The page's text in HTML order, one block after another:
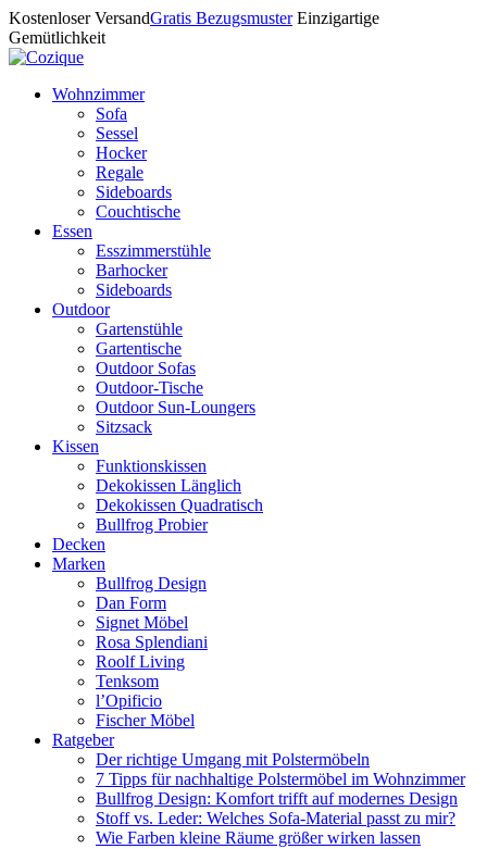
Kostenloser VersandGratis Bezugsmuster Einzigartige
Gemütlichkeit
Wohnzimmer
Sofa
Sessel
Hocker
Regale
Sideboards
Couchtische
Essen
Esszimmerstühle
Barhocker
Sideboards
Outdoor
Gartenstühle
Gartentische
Outdoor Sofas
Outdoor-Tische
Outdoor Sun-Loungers
Sitzsack
Kissen
Funktionskissen
Dekokissen Länglich
Dekokissen Quadratisch
Bullfrog Probier
Decken
Marken
Bullfrog Design
Dan Form
Signet Möbel
Rosa Splendiani
Roolf Living
Tenksom
l’Opificio
Fischer Möbel
Ratgeber
Der richtige Umgang mit Polstermöbeln
7 Tipps für nachhaltige Polstermöbel im Wohnzimmer
Bullfrog Design: Komfort trifft auf modernes Design
Stoff vs. Leder: Welches Sofa-Material passt zu mir?
Wie Farben kleine Räume größer wirken lassen